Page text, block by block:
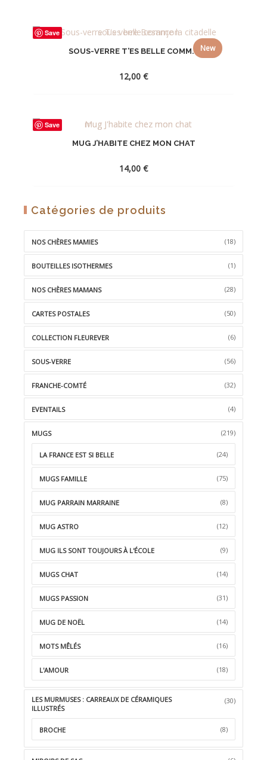
Save
SOUS-VERRE T’ES BELLE COMM...
12,00 €
New
LA
Save
MUG J’HABITE CHEZ MON CHAT
14,00 €
Catégories de produits
NOS CHÈRES MAMIES (18)
BOUTEILLES ISOTHERMES (1)
NOS CHÈRES MAMANS (28)
CARTES POSTALES (50)
COLLECTION FLEUREVER (6)
SOUS-VERRE (56)
FRANCHE-COMTÉ (32)
EVENTAILS (4)
MUGS (219)
LA FRANCE EST SI BELLE (24)
MUGS FAMILLE (75)
MUG PARRAIN MARRAINE (8)
MUG ASTRO (12)
MUG ILS SONT TOUJOURS À L'ÉCOLE (9)
MUGS CHAT (14)
MUGS PASSION (31)
MUG DE NOËL (14)
MOTS MÊLÉS (16)
L'AMOUR (18)
LES MURMUSES : CARREAUX DE CÉRAMIQUES
ILLUSTRÉS
(30)
BROCHE (8)